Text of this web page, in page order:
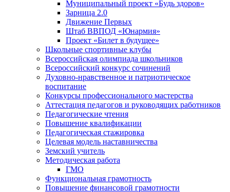
Муниципальный проект «Будь здоров»
Зарница 2.0
Движение Первых
Штаб ВВПОД «Юнармия»
Проект «Билет в будущее»
Школьные спортивные клубы
Всероссийская олимпиада школьников
Всероссийский конкурс сочинений
Духовно-нравственное и патриотическое
воспитание
Конкурсы профессионального мастерства
Аттестация педагогов и руководящих работников
Педагогические чтения
Повышение квалификации
Педагогическая стажировка
Целевая модель наставничества
Земский учитель
Методическая работа
ГМО
Функциональная грамотность
Повышение финансовой грамотности